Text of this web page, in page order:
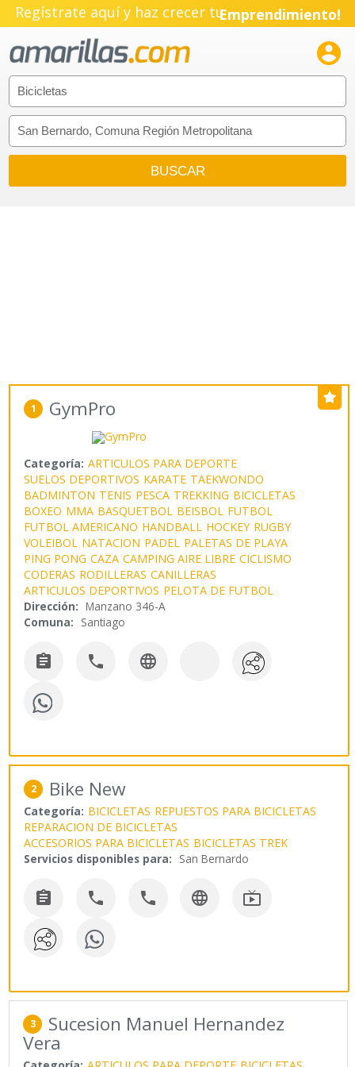
Regístrate aquí y haz crecer tuEmprendimiento!

1 GymPro
Categoría: ARTICULOS PARA DEPORTE
SUELOS DEPORTIVOS KARATE TAEKWONDO
BADMINTON TENIS PESCA TREKKING BICICLETAS
BOXEO MMA BASQUETBOL BEISBOL FUTBOL
FUTBOL AMERICANO HANDBALL HOCKEY RUGBY
VOLEIBOL NATACION PADEL PALETAS DE PLAYA
PING PONG CAZA CAMPING AIRE LIBRE CICLISMO
CODERAS RODILLERAS CANILLERAS
ARTICULOS DEPORTIVOS PELOTA DE FUTBOL
Dirección: Manzano 346-A
Comuna: Santiago
  
2 Bike New
Categoría: BICICLETAS REPUESTOS PARA BICICLETAS
REPARACION DE BICICLETAS
ACCESORIOS PARA BICICLETAS BICICLETAS TREK
Servicios disponibles para: San Bernardo
    
3 Sucesion Manuel Hernandez
Vera